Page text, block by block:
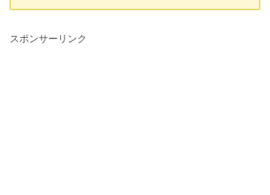
スポンサーリンク